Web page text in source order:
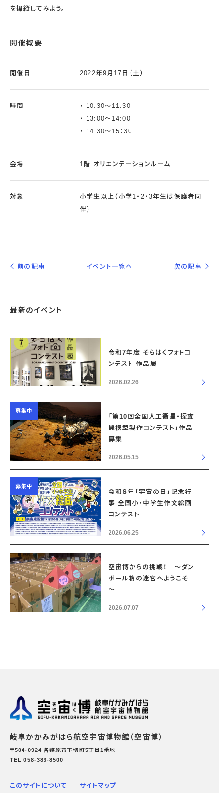
を操縦してみよう。
開催概要
開催日 2022年9月17日（土）
時間
10:30～11:30
13:00～14:00
14:30～15：30
会場 1階 オリエンテーションルーム
対象
小学生以上（小学1・2・3年生は保護者同
伴）
前の記事 イベント一覧へ 次の記事
最新のイベント
令和7年度 そらはくフォトコ
ンテスト 作品展
2026.02.26
募集中
「第10回全国人工衛星・探査
機模型製作コンテスト」作品
募集
2026.05.15
募集中
令和８年「宇宙の日」記念行
事 全国小・中学生作文絵画
コンテスト
2026.06.25
空宙博からの挑戦！ ～ダン
ボール箱の迷宮へようこそ
～
2026.07.07
岐阜かかみがはら航空宇宙博物館（空宙博）
〒504-0924 各務原市下切町5丁目1番地
TEL 058-386-8500
このサイトについて サイトマップ